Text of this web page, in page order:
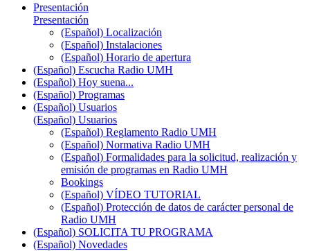
Presentación
Presentación
(Español) Localización
(Español) Instalaciones
(Español) Horario de apertura
(Español) Escucha Radio UMH
(Español) Hoy suena...
(Español) Programas
(Español) Usuarios
(Español) Usuarios
(Español) Reglamento Radio UMH
(Español) Normativa Radio UMH
(Español) Formalidades para la solicitud, realización y
emisión de programas en Radio UMH
Bookings
(Español) VÍDEO TUTORIAL
(Español) Protección de datos de carácter personal de
Radio UMH
(Español) SOLICITA TU PROGRAMA
(Español) Novedades